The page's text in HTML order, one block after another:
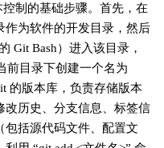
制的基础步骤。首先，在
作为软件的开发目录，然后
Git Bash）进入该目录，
前目录下创建一个名为
的版本库，负责存储版本
改历史、分支信息、标签信
包括源代码文件、配置文